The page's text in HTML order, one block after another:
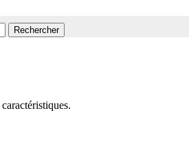
Rechercher